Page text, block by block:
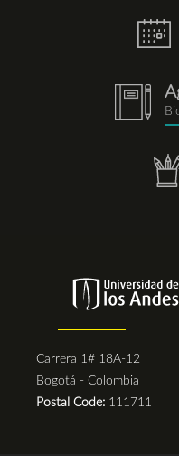
Carrera 1# 18A-12
Bogotá - Colombia
Postal Code: 111711